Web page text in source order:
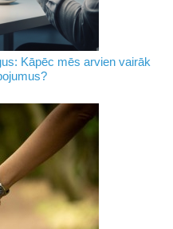
Kāpēc mēs arvien vairāk